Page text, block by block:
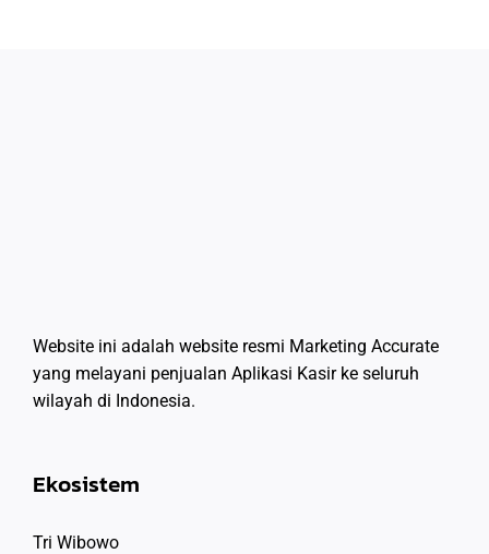
Website ini adalah website resmi Marketing Accurate
yang melayani penjualan Aplikasi Kasir ke seluruh
wilayah di Indonesia.
Ekosistem
Tri Wibowo